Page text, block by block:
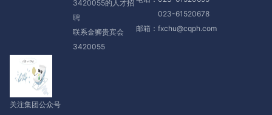
3420055的人才招
聘
联系金狮贵宾会
3420055
023-61520678
邮箱： fxchu@cqph.com
关注集团公众号